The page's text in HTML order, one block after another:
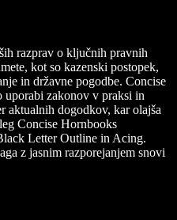
razprav o ključnih pravnih
kot so kazenski postopek,
in državne pogodbe. Concise
uporabi zakonov v praksi in
aktualnih dogodkov, kar olajša
Concise Hornbooks
Letter Outline inAcing.
z jasnim razporejanjem snovi